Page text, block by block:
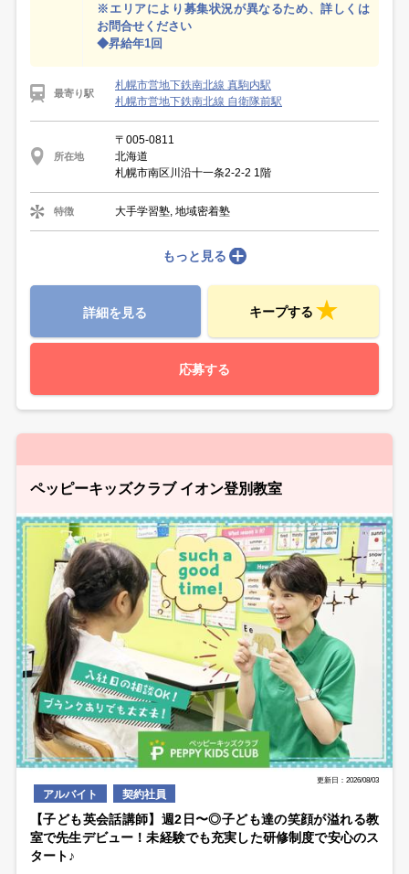
※エリアにより募集状況が異なるため、詳しくは
お問合せください
◆昇給年1回
最寄り駅
札幌市営地下鉄南北線 真駒内駅
札幌市営地下鉄南北線 自衛隊前駅
所在地
〒005-0811
北海道
札幌市南区川沿十一条2-2-2 1階
特徴 大手学習塾, 地域密着塾
もっと見る
詳細を見る キープする
応募する
ペッピーキッズクラブ イオン登別教室
更新日：2026/08/03
アルバイト 契約社員
【子ども英会話講師】週2日〜◎子ども達の笑顔が溢れる教
室で先生デビュー！未経験でも充実した研修制度で安心のス
タート♪